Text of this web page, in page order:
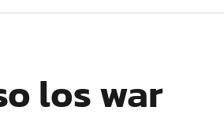
los war